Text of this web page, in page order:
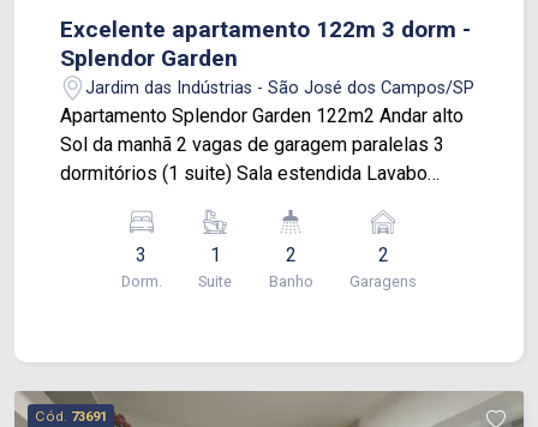
Excelente apartamento 122m 3 dorm -
Splendor Garden
Jardim das Indústrias - São José dos Campos/SP
Apartamento Splendor Garden 122m2 Andar alto
Sol da manhã 2 vagas de garagem paralelas 3
dormitórios (1 suite) Sala estendida Lavabo
armário) Despensa com prateleiras Varanda com
cortina de vidro Rede de proteção em todos os
cômodos Hobby box Estuda permuta menor valor
3
Dorm.
1
Suite
2
Banho
2
Garagens
Cód. 73691